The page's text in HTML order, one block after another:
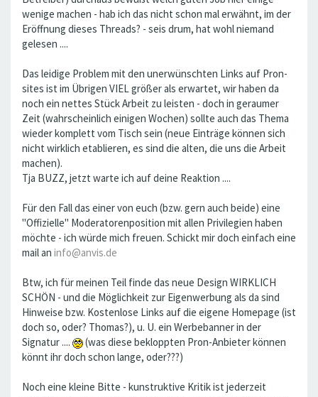
wenige machen - hab ich das nicht schon mal erwähnt, im der
Eröffnung dieses Threads? - seis drum, hat wohl niemand
gelesen ....
Das leidige Problem mit den unerwünschten Links auf Pron-
sites ist im Übrigen VIEL größer als erwartet, wir haben da
noch ein nettes Stück Arbeit zu leisten - doch in geraumer
Zeit (wahrscheinlich einigen Wochen) sollte auch das Thema
wieder komplett vom Tisch sein (neue Einträge können sich
nicht wirklich etablieren, es sind die alten, die uns die Arbeit
machen).
Tja BUZZ, jetzt warte ich auf deine Reaktion ....
Für den Fall das einer von euch (bzw. gern auch beide) eine
"Offizielle" Moderatorenposition mit allen Privilegien haben
möchte - ich würde mich freuen. Schickt mir doch einfach eine
mail an info@anvis.de
Btw, ich für meinen Teil finde das neue Design WIRKLICH
SCHÖN - und die Möglichkeit zur Eigenwerbung als da sind
Hinweise bzw. Kostenlose Links auf die eigene Homepage (ist
doch so, oder? Thomas?), u. U. ein Werbebanner in der
Signatur ....
(was diese bekloppten Pron-Anbieter können
könnt ihr doch schon lange, oder???)
Noch eine kleine Bitte - kunstruktive Kritik ist jederzeit